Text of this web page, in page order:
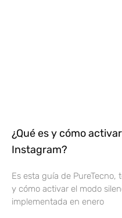
¿Qué es y cómo
Instagram?
Es esta guía de
y cómo activar el modo
implementada en enero